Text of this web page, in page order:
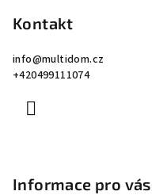
Kontakt
info@multidom.cz
+420499111074
Informace pro vás